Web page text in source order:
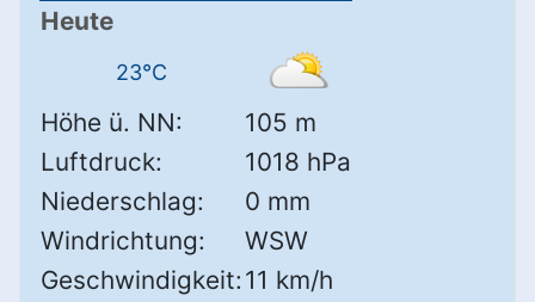
Heute
23°C
Höhe ü. NN:
105 m
Luftdruck:
1018 hPa
Niederschlag:
0 mm
Windrichtung:
WSW
Geschwindigkeit: 11 km/h